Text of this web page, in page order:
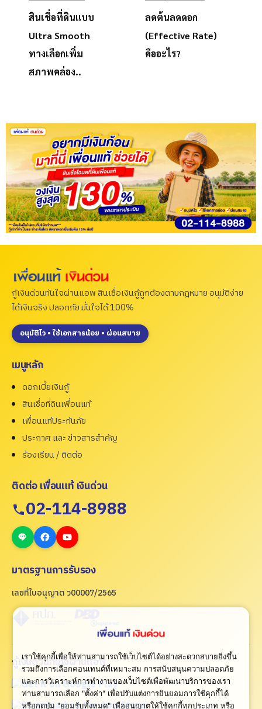
สินเชื่อที่ดินแบบ
Ultra Smooth
ทางเลือกเพิ่ม
สภาพคล่อง..
ลดต้นลดดอก
(Effective Rate)
คืออะไร?
กู้เงินด่วนทันใจผ่านแอพ สินเชื่อเงินกู้ถูกต้องตามกฎหมาย อนุมัติง่าย
ได้เงินจริง ปลอดภัย มั่นใจได้ 100%
อนุมัติไว • ใช้เอกสารน้อย • ผ่อนสบาย
เมนูหลัก
ดอกเบี้ยเงินกู้
สินเชื่อที่ดินเพื่อนแท้
เพื่อนแท้ประกันภัย
ประกาศ และ ข่าวสารสำคัญ
ร้องเรียน / ติดต่อ
ติดต่อ เพื่อนแท้ เงินด่วน
02-114-8988
มาตรฐานการรับรอง
เลขที่ใบอนุญาต ว00007/2565
กู้เงินด่วนทันใจผ่านแอพ
เราใช้คุกกี้เพื่อให้ท่านสามารถใช้เว็บไซต์ได้อย่างสะดวกสบายยิ่งขึ้น
รวมถึงการเลือกคอนเทนต์ที่เหมาะสม การสนับสนุนความปลอดภัย
และการวิเคราะห์การทำงานของเว็บไซต์เพื่อพัฒนาบริการของเรา
ท่านสามารถเลือก "ตั้งค่า" เพื่อปรับแต่งการยินยอมการใช้คุกกี้ได้
หรือกดปุ่ม "ยอมรับทั้งหมด" เพื่ออนุญาตให้ใช้คุกกี้ทุกประเภท หรือ